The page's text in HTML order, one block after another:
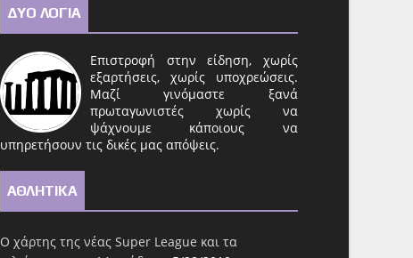
ΔΥΟ ΛΟΓΙΑ
Επιστροφή στην είδηση, χωρίς
εξαρτήσεις, χωρίς υποχρεώσεις.
Μαζί γινόμαστε ξανά
πρωταγωνιστές χωρίς να
ψάχνουμε κάποιους να
υπηρετήσουν τις δικές μας απόψεις.
ΑΘΛΗΤΙΚΑ
Ο χάρτης της νέας Super League και τα